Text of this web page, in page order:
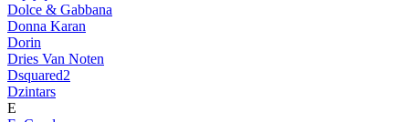
Dolce & Gabbana
Donna Karan
Dorin
Dries Van Noten
Dsquared2
Dzintars
E